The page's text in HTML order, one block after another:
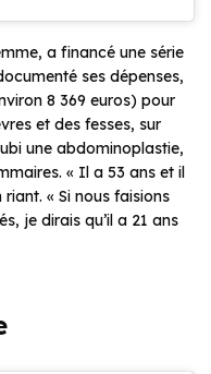
a financé une série
ses dépenses,
8 369 euros) pour
et des fesses, sur
une abdominoplastie,
« Il a 53 ans et il
« Si nous faisions
je dirais qu’il a 21 ans